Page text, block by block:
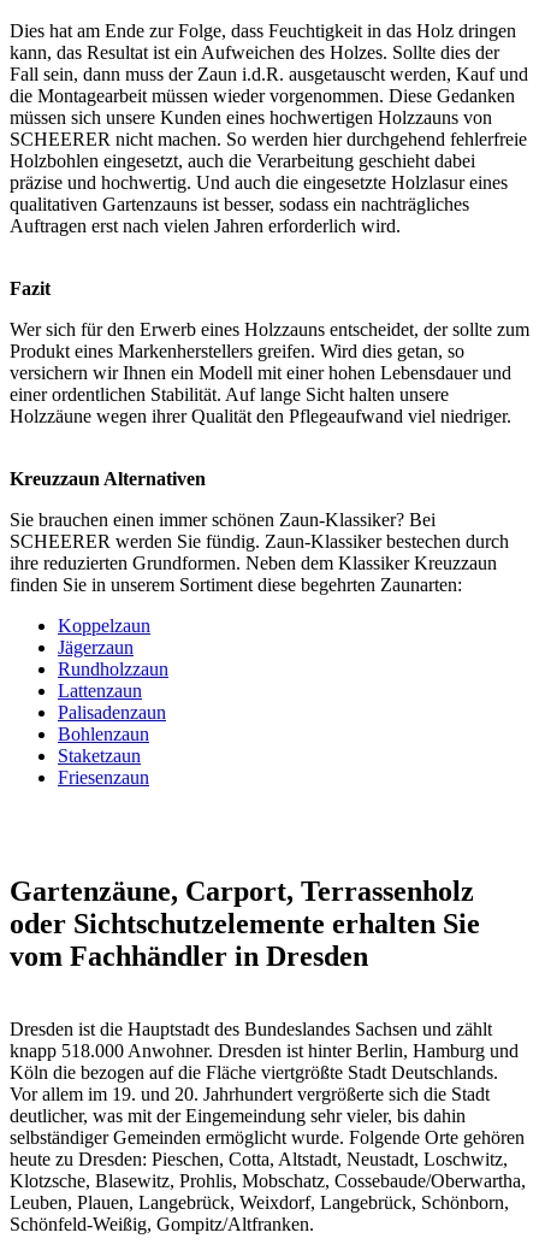
Dies hat am Ende zur Folge, dass Feuchtigkeit in das Holz dringen
kann, das Resultat ist ein Aufweichen des Holzes. Sollte dies der
Fall sein, dann muss der Zaun i.d.R. ausgetauscht werden, Kauf und
die Montagearbeit müssen wieder vorgenommen. Diese Gedanken
müssen sich unsere Kunden eines hochwertigen Holzzauns von
SCHEERER nicht machen. So werden hier durchgehend fehlerfreie
Holzbohlen eingesetzt, auch die Verarbeitung geschieht dabei
präzise und hochwertig. Und auch die eingesetzte Holzlasur eines
qualitativen Gartenzauns ist besser, sodass ein nachträgliches
Auftragen erst nach vielen Jahren erforderlich wird.
Fazit
Wer sich für den Erwerb eines Holzzauns entscheidet, der sollte zum
Produkt eines Markenherstellers greifen. Wird dies getan, so
versichern wir Ihnen ein Modell mit einer hohen Lebensdauer und
einer ordentlichen Stabilität. Auf lange Sicht halten unsere
Holzzäune wegen ihrer Qualität den Pflegeaufwand viel niedriger.
Kreuzzaun Alternativen
Sie brauchen einen immer schönen Zaun-Klassiker? Bei
SCHEERER werden Sie fündig. Zaun-Klassiker bestechen durch
ihre reduzierten Grundformen. Neben dem Klassiker Kreuzzaun
finden Sie in unserem Sortiment diese begehrten Zaunarten:
Koppelzaun
Jägerzaun
Rundholzzaun
Lattenzaun
Palisadenzaun
Bohlenzaun
Staketzaun
Friesenzaun
Gartenzäune, Carport, Terrassenholz
oder Sichtschutzelemente erhalten Sie
vom Fachhändler in Dresden
Dresden ist die Hauptstadt des Bundeslandes Sachsen und zählt
knapp 518.000 Anwohner. Dresden ist hinter Berlin, Hamburg und
Köln die bezogen auf die Fläche viertgrößte Stadt Deutschlands.
Vor allem im 19. und 20. Jahrhundert vergrößerte sich die Stadt
deutlicher, was mit der Eingemeindung sehr vieler, bis dahin
selbständiger Gemeinden ermöglicht wurde. Folgende Orte gehören
heute zu Dresden: Pieschen, Cotta, Altstadt, Neustadt, Loschwitz,
Klotzsche, Blasewitz, Prohlis, Mobschatz, Cossebaude/Oberwartha,
Leuben, Plauen, Langebrück, Weixdorf, Langebrück, Schönborn,
Schönfeld-Weißig, Gompitz/Altfranken.